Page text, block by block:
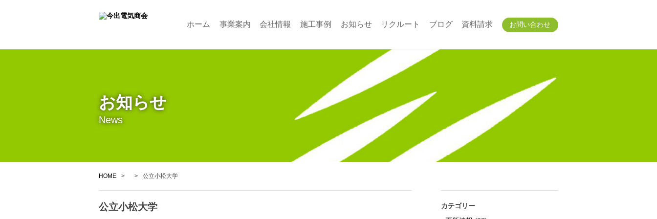
ホーム 事業案内 会社情報 施工事例 お知らせ リクルート ブログ 資料請求 お問い合わせ
お知らせ
News
HOME > > 公立小松大学
公立小松大学
カテゴリー